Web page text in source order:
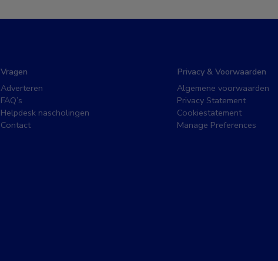
Vragen
Adverteren
FAQ’s
Helpdesk nascholingen
Contact
Privacy & Voorwaarden
Algemene voorwaarden
Privacy Statement
Cookiestatement
Manage Preferences